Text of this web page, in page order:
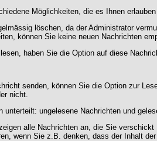
Möglichkeiten, die es Ihnen
löschen, da der Administrator
können Sie keine neuen Nachrichten
haben Sie die Option auf diese
senden, können Sie die Option zur
nicht.
unterteilt: ungelesene Nachrichten und
alle Nachrichten an, die Sie verschickt
wenn Sie z.B. denken, dass der Inhalt